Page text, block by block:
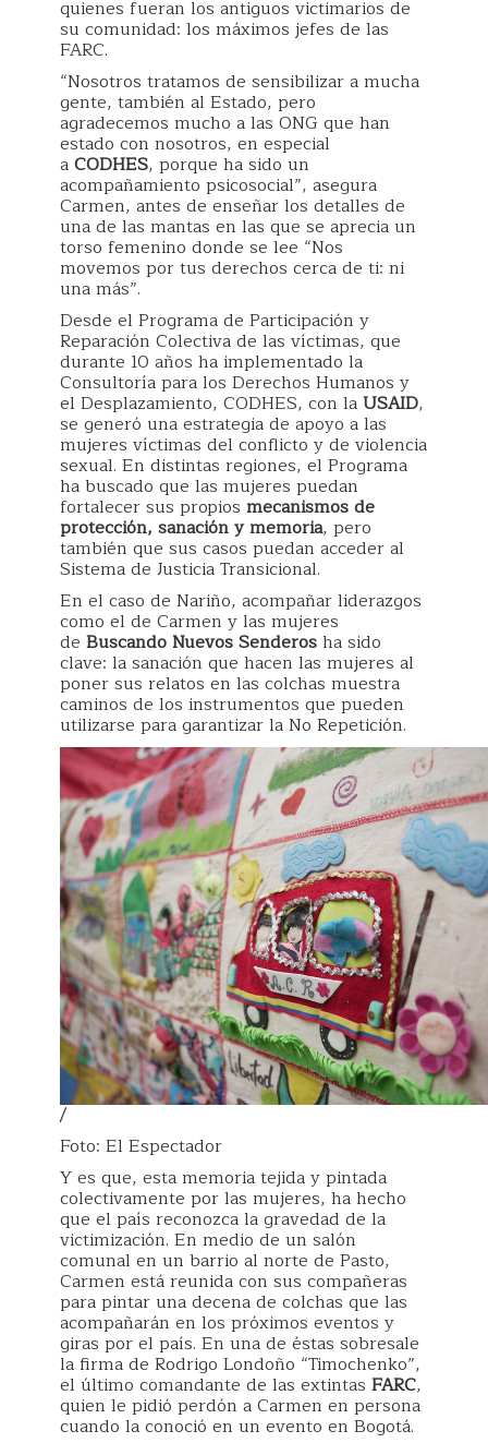
quienes fueran los antiguos victimarios de
su comunidad: los máximos jefes de las
FARC.
“Nosotros tratamos de sensibilizar a mucha
gente, también al Estado, pero
agradecemos mucho a las ONG que han
estado con nosotros, en especial
aCODHES, porque ha sido un
acompañamiento psicosocial”, asegura
Carmen, antes de enseñar los detalles de
una de las mantas en las que se aprecia un
torso femenino donde se lee “Nos
movemos por tus derechos cerca de ti: ni
una más”.
Desde el Programa de Participación y
Reparación Colectiva de las víctimas, que
durante 10 años ha implementado la
Consultoría para los Derechos Humanos y
el Desplazamiento, CODHES, con laUSAID,
se generó una estrategia de apoyo a las
mujeres víctimas del conflicto y de violencia
sexual. En distintas regiones, el Programa
ha buscado que las mujeres puedan
fortalecer sus propios mecanismos de
protección, sanación y memoria, pero
también que sus casos puedan acceder al
Sistema de Justicia Transicional.
En el caso de Nariño, acompañar liderazgos
como el de Carmen y las mujeres
de Buscando Nuevos Senderosha sido
clave: la sanación que hacen las mujeres al
poner sus relatos en las colchas muestra
caminos de los instrumentos que pueden
utilizarse para garantizar la No Repetición.
/
Foto: El Espectador
Y es que, esta memoria tejida y pintada
colectivamente por las mujeres, ha hecho
que el país reconozca la gravedad de la
victimización. En medio de un salón
comunal en un barrio al norte de Pasto,
Carmen está reunida con sus compañeras
para pintar una decena de colchas que las
acompañarán en los próximos eventos y
giras por el país. En una de éstas sobresale
la firma de Rodrigo Londoño “Timochenko”,
el último comandante de las extintas FARC,
quien le pidió perdón a Carmen en persona
cuando la conoció en un evento en Bogotá.